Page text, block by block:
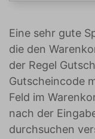
Eine sehr gute
die den
der Regel
Gutscheincode
Feld im
nach der
durchsuchen